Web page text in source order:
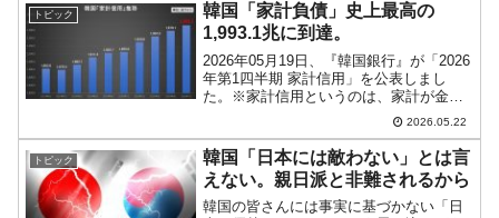
トピック
韓国「家計負債」史上最高の
1,993.1兆に到達。
2026年05月19日、『韓国銀行』が「2026
年第1四半期 家計信用」を公表しまし
た。※家計信用というのは、家計が金融
会社から借りた貸し出し金額と、カード
使用額などの販売信用を合わせたもの。
簡単にいえば、家計が負債をどのくらい
抱えているの...
2026.05.22
トピック
韓国「日本には敵わない」とは言
えない。親日派と非難されるから
韓国の皆さんには事実に基づかない「日